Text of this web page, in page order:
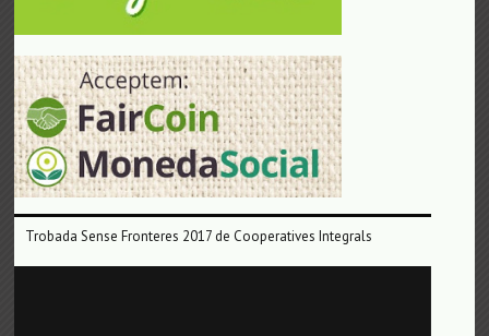
Trobada Sense Fronteres 2017 de Cooperatives Integrals